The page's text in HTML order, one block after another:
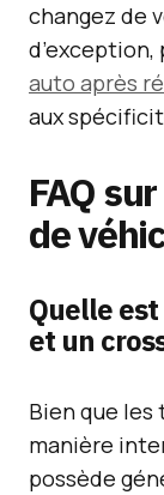
changez de
d’exception,
auto après
aux
FAQ
de
Quelle
et un
Bien que
manière
possède